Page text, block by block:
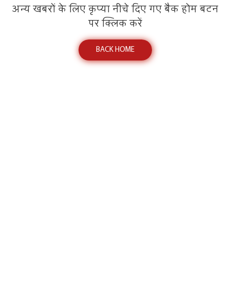
अन्य खबरों के लिए कृप्या नीचे दिए गए बैक होम बटन
पर क्लिक करें
BACK HOME